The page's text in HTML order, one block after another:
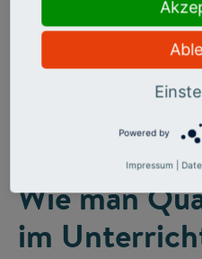
Wie man
im
Powered by
Impressum